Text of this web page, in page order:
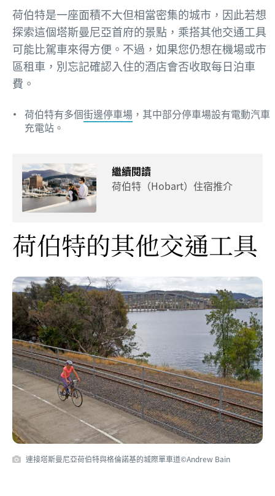
荷伯特是一座面積不大但相當密集的城市，因此若想
探索這個塔斯曼尼亞首府的景點，乘搭其他交通工具
可能比駕車來得方便。不過，如果您仍想在機場或市
區租車，別忘記確認入住的酒店會否收取每日泊車
費。
荷伯特有多個街邊停車場 ，其中部分停車場設有電動汽車
充電站。
繼續閱讀
荷伯特（Hobart）住宿推介
荷伯特的其他交通工具
連接塔斯曼尼亞荷伯特與格倫諾基的城際單車道©Andrew Bain